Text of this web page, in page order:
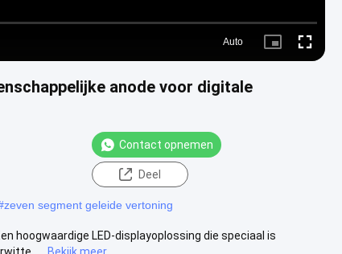
Auto
Picture- Fullscreen
anode voor digitale
Contact opnemen
Deel
zeven segment geleide vertoning
hoogwaardige LED-displayoplossing die speciaal is
....
Bekijk meer